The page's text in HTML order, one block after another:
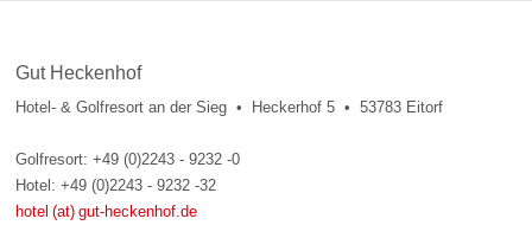
Gut Heckenhof
Hotel- & Golfresort an der Sieg • Heckerhof 5 • 53783 Eitorf
Golfresort: +49 (0)2243 - 9232 -0
Hotel: +49 (0)2243 - 9232 -32
hotel (at) gut-heckenhof.de